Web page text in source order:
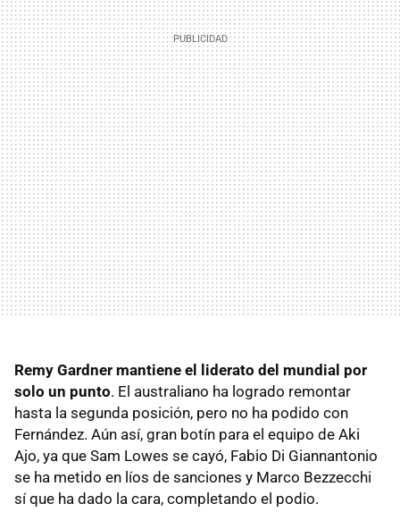
Remy Gardner mantiene el liderato del mundial por
solo un punto. El australiano ha logrado remontar
hasta la segunda posición, pero no ha podido con
Fernández. Aún así, gran botín para el equipo de Aki
Ajo, ya que Sam Lowes se cayó, Fabio Di Giannantonio
se ha metido en líos de sanciones y Marco Bezzecchi
sí que ha dado la cara, completando el podio.